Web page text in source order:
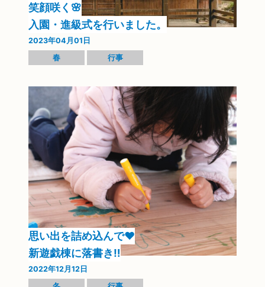
笑顔咲く🌸
入園・進級式を行いました。
2023年04月01日
春
行事
思い出を詰め込んで❤
新遊戯棟に落書き‼
2022年12月12日